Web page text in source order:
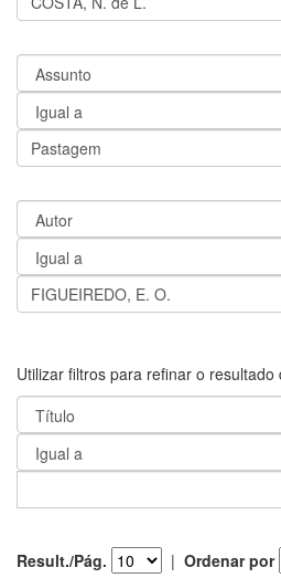
Utilizar filtros para refinar o resultado
Result./Pág. | Ordenar por